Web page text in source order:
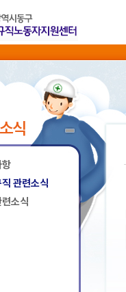
식
항
관련소식
소식